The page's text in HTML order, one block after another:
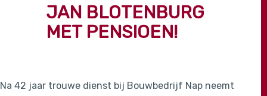
JAN BLOTENBURG
MET PENSIOEN!
Na 42 jaar trouwe dienst bij Bouwbedrijf Nap neemt